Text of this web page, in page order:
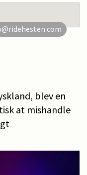
blev en
at mishandle